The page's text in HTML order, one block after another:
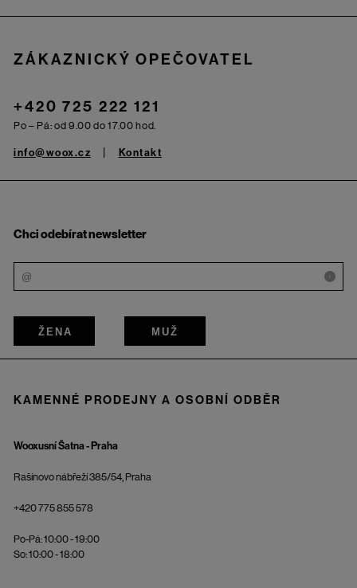
ZÁKAZNICKÝ OPEČOVATEL
+420 725 222 121
Po – Pá: od 9.00 do 17.00 hod.
info@woox.cz Kontakt
Chci odebírat newsletter
i
ŽENA MUŽ
KAMENNÉ PRODEJNY A OSOBNÍ ODBĚR
Wooxusní Šatna - Praha
Rašínovo nábřeží 385/54, Praha
+420 775 855 578
Po-Pá: 10:00 - 19:00
So: 10:00 - 18:00